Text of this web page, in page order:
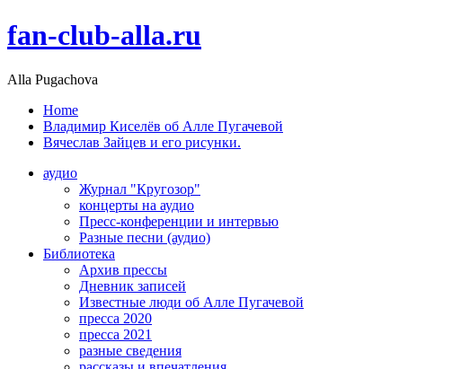
fan-club-alla.ru
Alla Pugachova
Home
Владимир Киселёв об Алле Пугачевой
Вячеслав Зайцев и его рисунки.
аудио
Журнал "Кругозор"
концерты на аудио
Пресс-конференции и интервью
Разные песни (аудио)
Библиотека
Архив прессы
Дневник записей
Известные люди об Алле Пугачевой
пресса 2020
пресса 2021
разные сведения